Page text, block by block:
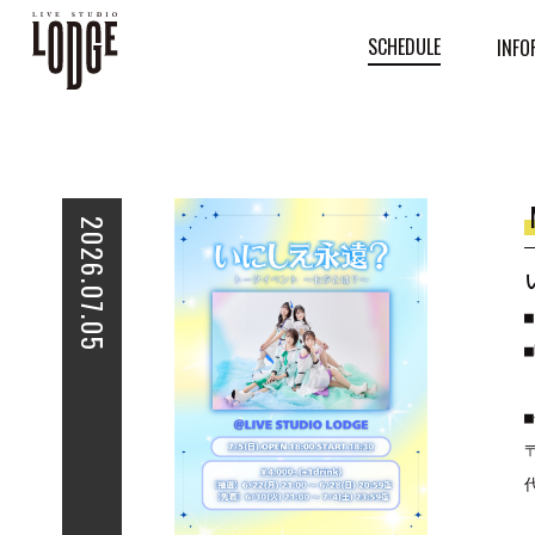
SCHEDULE
2026.07.05